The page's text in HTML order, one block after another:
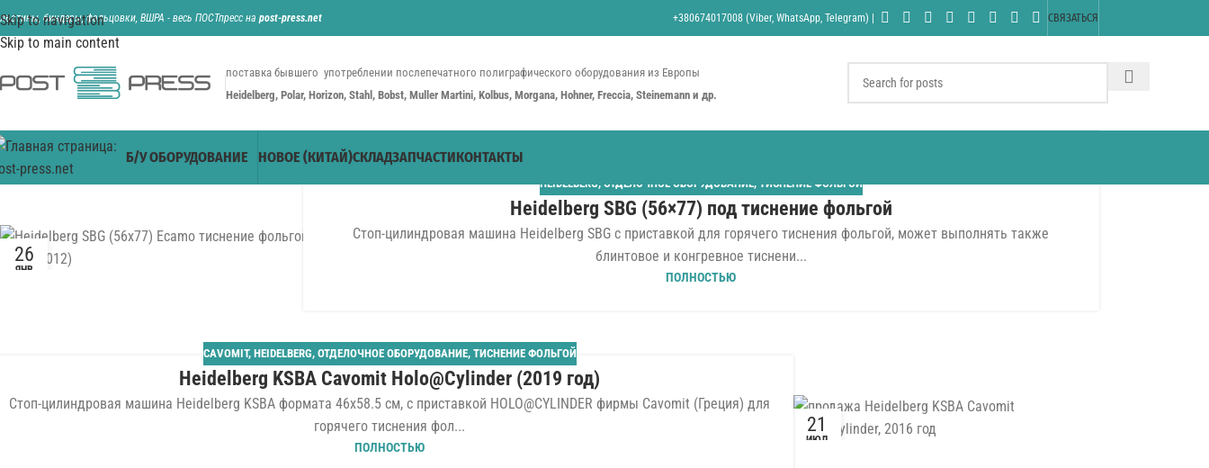
Skip to navigation
Skip to main content
биндеры, фальцовки, ВШРА - весь ПОСТпресс на post-press.net +380674017008 (Viber, WhatsApp, Telegram) | СВЯЗАТЬСЯ
поставка бывшего употреблении послепечатного полиграфического оборудования из Европы
Heidelberg, Polar, Horizon, Stahl, Bobst, Muller Martini, Kolbus, Morgana, Hohner, Freccia, Steinemann и др.
Б/У ОБОРУДОВАНИЕ НОВОЕ (КИТАЙ)СКЛАДЗАПЧАСТИКОНТАКТЫ
26
ЯНВ
HEIDELBERG, ОТДЕЛОЧНОЕ ОБОРУДОВАНИЕ, ТИСНЕНИЕ ФОЛЬГОЙ
Heidelberg SBG (56×77) под тиснение фольгой
Стоп-цилиндровая машина Heidelberg SBG с приставкой для горячего тиснения фольгой, может выполнять также
блинтовое и конгревное тиснени...
ПОЛНОСТЬЮ
21
ИЮЛ
CAVOMIT, HEIDELBERG, ОТДЕЛОЧНОЕ ОБОРУДОВАНИЕ, ТИСНЕНИЕ ФОЛЬГОЙ
Heidelberg KSBA Cavomit Holo@Cylinder (2019 год)
Стоп-цилиндровая машина Heidelberg KSBA формата 46x58.5 см, с приставкой HOLO@CYLINDER фирмы Cavomit (Греция) для
горячего тиснения фол...
ПОЛНОСТЬЮ